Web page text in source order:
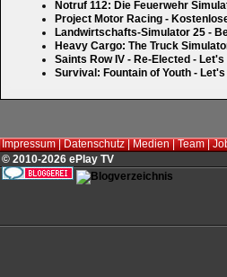
Notruf 112: Die Feuerwehr
Project Motor Racing -
Landwirtschafts-Simulator 25 -
Heavy Cargo: The Truck
Saints Row IV - Re-Elected -
Survival: Fountain of Youth -
Impressum|Datenschutz|Medien|Team|
© 2010-2026 ePlay TV